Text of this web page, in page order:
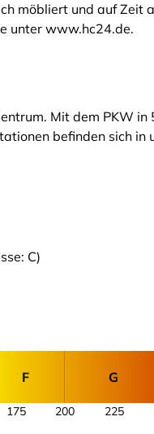
möbliert und auf Zeit
unter www.hc24.de.
Mit dem PKW in
befinden sich in
C)
F G
175 200 225